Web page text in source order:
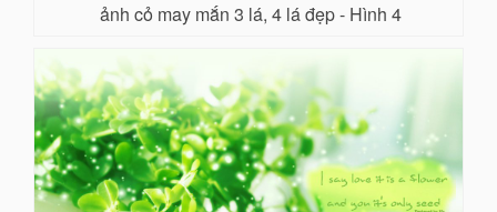
ảnh cỏ may mắn 3 lá, 4 lá đẹp - Hình 4